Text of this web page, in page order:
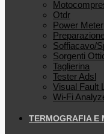
Otdr
Power Meter
Soffiacavo/
Sorgenti
Taglierina
Tester Adsl
Visual Fault
Wi-Fi
TERMOGRAFIA E